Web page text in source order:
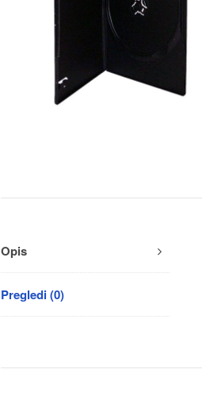
Opis
Pregledi (0)